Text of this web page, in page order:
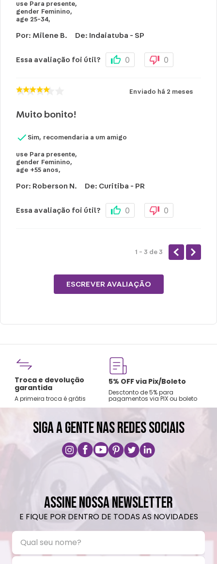
use Para presente,
gender Feminino,
age 25-34,
Por: Milene B. De: Indaiatuba - SP
Essa avaliação foi útil? 0 0
Enviado há 2 meses
Muito bonito!
Sim, recomendaria a um amigo
use Para presente,
gender Feminino,
age +55 anos,
Por: Roberson N. De: Curitiba - PR
Essa avaliação foi útil? 0 0
1 - 3 de 3
ESCREVER AVALIAÇÃO
Troca e devolução
garantida
A primeira troca é grátis
5% OFF via Pix/Boleto
Desctonto de 5% para
pagamentos via PIX ou boleto
SIGA A GENTE NAS REDES SOCIAIS
ASSINE NOSSA NEWSLETTER
E FIQUE POR DENTRO DE TODAS AS NOVIDADES